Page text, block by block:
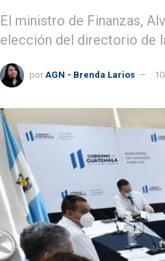
El ministro de Finanzas,
elección del directorio de
por AGN - Brenda Larios